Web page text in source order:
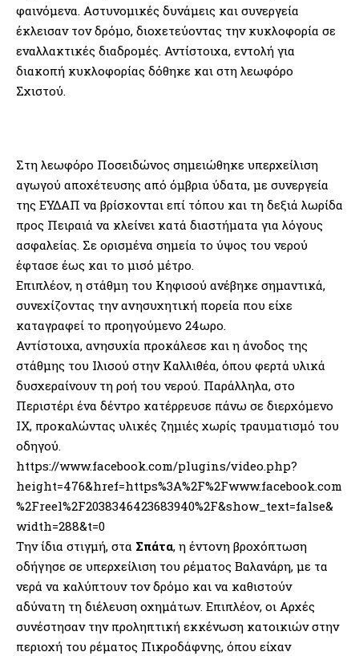
φαινόμενα. Αστυνομικές δυνάμεις και συνεργεία
έκλεισαν τον δρόμο, διοχετεύοντας την κυκλοφορία σε
εναλλακτικές διαδρομές. Αντίστοιχα, εντολή για
διακοπή κυκλοφορίας δόθηκε και στη λεωφόρο
Σχιστού.
Στη λεωφόρο Ποσειδώνος σημειώθηκε υπερχείλιση
αγωγού αποχέτευσης από όμβρια ύδατα, με συνεργεία
της ΕΥΔΑΠ να βρίσκονται επί τόπου και τη δεξιά λωρίδα
προς Πειραιά να κλείνει κατά διαστήματα για λόγους
ασφαλείας. Σε ορισμένα σημεία το ύψος του νερού
έφτασε έως και το μισό μέτρο.
Επιπλέον, η στάθμη του Κηφισού ανέβηκε σημαντικά,
συνεχίζοντας την ανησυχητική πορεία που είχε
καταγραφεί το προηγούμενο 24ωρο.
Αντίστοιχα, ανησυχία προκάλεσε και η άνοδος της
στάθμης του Ιλισού στην Καλλιθέα, όπου φερτά υλικά
δυσχεραίνουν τη ροή του νερού. Παράλληλα, στο
Περιστέρι ένα δέντρο κατέρρευσε πάνω σε διερχόμενο
ΙΧ, προκαλώντας υλικές ζημιές χωρίς τραυματισμό του
οδηγού.
https://www.facebook.com/plugins/video.php?
height=476&href=https%3A%2F%2Fwww.facebook.com
%2Freel%2F2038346423683940%2F&show_text=false&
width=288&t=0
Την ίδια στιγμή, στα Σπάτα, η έντονη βροχόπτωση
οδήγησε σε υπερχείλιση του ρέματος Βαλανάρη, με τα
νερά να καλύπτουν τον δρόμο και να καθιστούν
αδύνατη τη διέλευση οχημάτων. Επιπλέον, οι Αρχές
συνέστησαν την προληπτική εκκένωση κατοικιών στην
περιοχή του ρέματος Πικροδάφνης, όπου είχαν